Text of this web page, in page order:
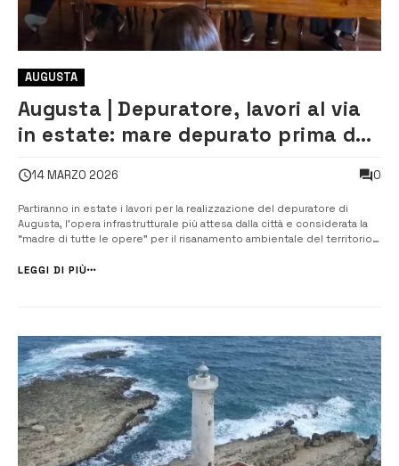
AUGUSTA
Augusta | Depuratore, lavori al via
in estate: mare depurato prima del
14 MARZO 2026 0
Partiranno in estate i lavori per la realizzazione del depuratore di
Augusta, l’opera infrastrutturale più attesa dalla città e considerata la
“madre di tutte le opere” per il risanamento ambientale del territorio.
completamento dell’impianto, tempi che consentono di ipotizzare la
LEGGI DI PIÙ